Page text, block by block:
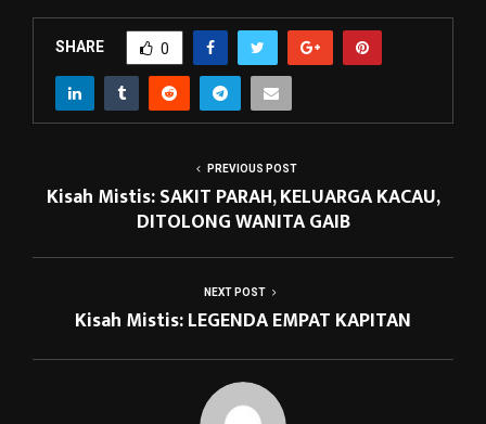
SHARE 0
PREVIOUS POST
Kisah Mistis: SAKIT PARAH, KELUARGA KACAU,
DITOLONG WANITA GAIB
NEXT POST
Kisah Mistis: LEGENDA EMPAT KAPITAN